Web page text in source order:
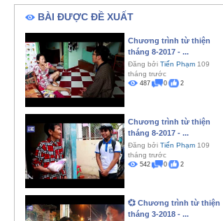
BÀI ĐƯỢC ĐỀ XUẤT
Chương trình từ thiện
tháng 8-2017 - ...
Đăng bởi Tiến Phạm109
tháng trước
487 0 2
Chương trình từ thiện
tháng 8-2017 - ...
Đăng bởi Tiến Phạm109
tháng trước
542 0 2
💞 Chương trình từ thiện
tháng 3-2018 - ...